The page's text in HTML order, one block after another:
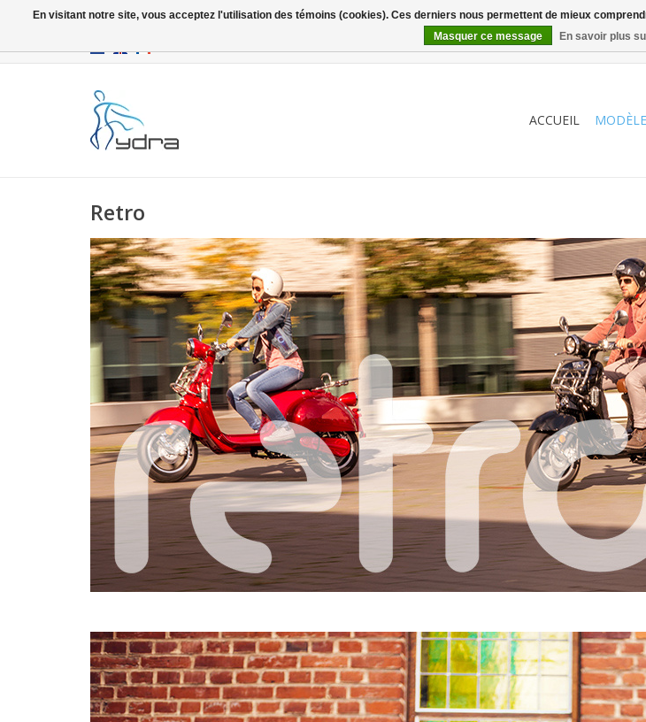
ACCUEIL
Retro
En visitant notre site, vous acceptez l'utilisation des témoins (cookies). Ces derniers nous permettent de mieux
Masquer ce message
En savoir plus